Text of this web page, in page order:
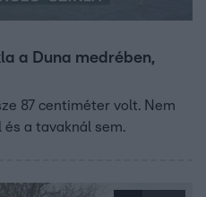
a Duna medrében,
87 centiméter volt. Nem
a tavaknál sem.